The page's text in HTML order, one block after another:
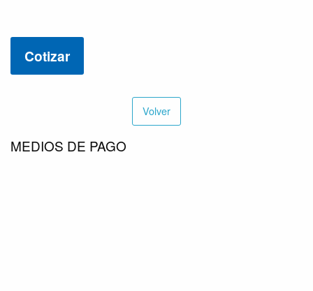
Cotizar
Volver
MEDIOS DE PAGO